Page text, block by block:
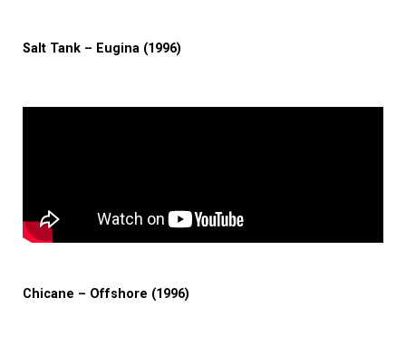
Salt Tank – Eugina (1996)
Chicane – Offshore (1996)